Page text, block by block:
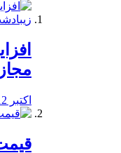
اکتبر 12, 2019